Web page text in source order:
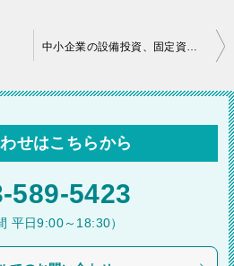
中小企業の設備投資、固定資産税５０％軽減
せはこちらから
589-5423
平日9:00～18:30）